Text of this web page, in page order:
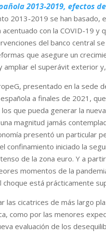
2013-2019, efectos
2013-2019 se han basado,
con la COVID-19
del banco central
que asegure un
ampliar el superávit exterior
presentado en la sede
a finales de 2021,
que pueda generar la
magnitud jamás
presentó un particular
confinamiento iniciado la
de la zona euro. Y a
momentos de la
choque está prácticamente
las cicatrices de más largo
como por las menores
evaluación de los